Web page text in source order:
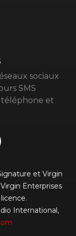
sociaux
SMS
téléphone et
et Virgin
Enterprises
International,